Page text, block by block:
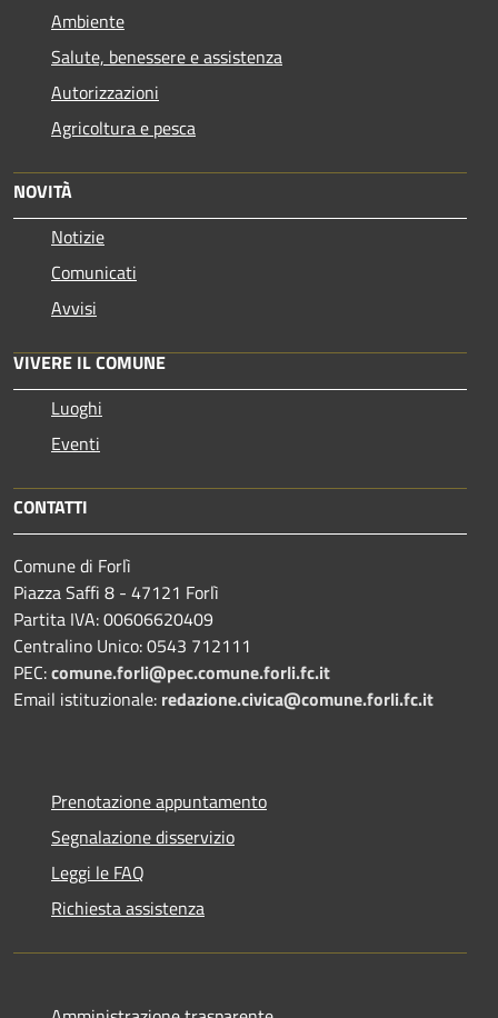
Ambiente
Salute, benessere e assistenza
Autorizzazioni
Agricoltura e pesca
NOVITÀ
Notizie
Comunicati
Avvisi
VIVERE IL COMUNE
Luoghi
Eventi
CONTATTI
Comune di Forlì
Piazza Saffi 8 - 47121 Forlì
Partita IVA: 00606620409
Centralino Unico: 0543 712111
PEC:comune.forli@pec.comune.forli.fc.it
Email istituzionale: redazione.civica@comune.forli.fc.it
Prenotazione appuntamento
Segnalazione disservizio
Leggi le FAQ
Richiesta assistenza